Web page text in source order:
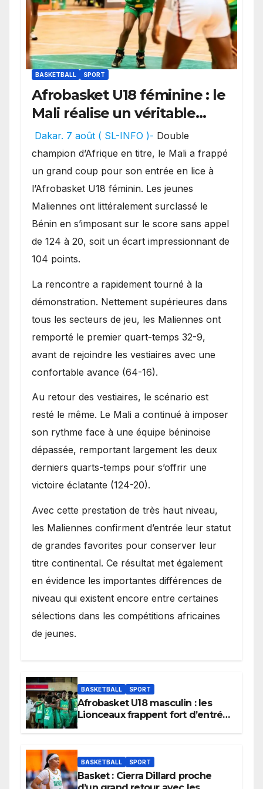
BASKETBALL SPORT
Afrobasket U18 féminine : le
Mali réalise un véritable
festival offensif et inflige
une lourde défaite au
Bénin.
Dakar. 7 août ( SL-INFO )- Double
champion d’Afrique en titre, le Mali a frappé
un grand coup pour son entrée en lice à
l’Afrobasket U18 féminin. Les jeunes
Maliennes ont littéralement surclassé le
Bénin en s’imposant sur le score sans appel
de 124 à 20, soit un écart impressionnant de
104 points.
La rencontre a rapidement tourné à la
démonstration. Nettement supérieures dans
tous les secteurs de jeu, les Maliennes ont
remporté le premier quart-temps 32-9,
avant de rejoindre les vestiaires avec une
confortable avance (64-16).
Au retour des vestiaires, le scénario est
resté le même. Le Mali a continué à imposer
son rythme face à une équipe béninoise
dépassée, remportant largement les deux
derniers quarts-temps pour s’offrir une
victoire éclatante (124-20).
Avec cette prestation de très haut niveau,
les Maliennes confirment d’entrée leur statut
de grandes favorites pour conserver leur
titre continental. Ce résultat met également
en évidence les importantes différences de
niveau qui existent encore entre certaines
sélections dans les compétitions africaines
de jeunes.
BASKETBALL SPORT
Afrobasket U18 masculin : les
Lionceaux frappent fort d’entrée
BASKETBALL SPORT
Basket : Cierra Dillard proche